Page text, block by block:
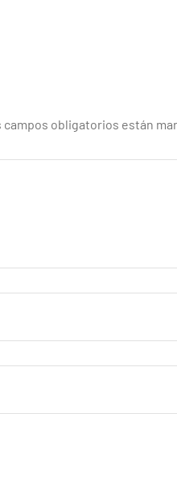
campos obligatorios están